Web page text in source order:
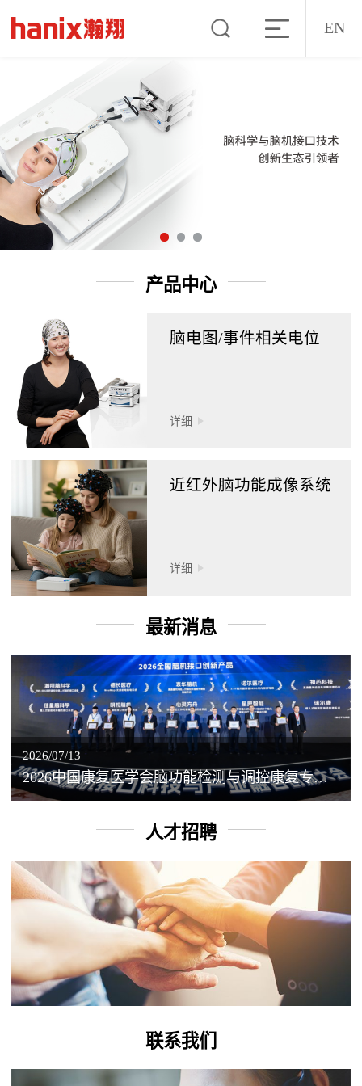
EN
产品中心
脑电图/事件相关电位
详细
近红外脑功能成像系统
详细
最新消息
2026/07/13
2026中国康复医学会脑功能检测与调控康复专业委员会学术年会丨脑客中国：脑机接口——EEG驱动TMS闭环调控工作坊
人才招聘
联系我们